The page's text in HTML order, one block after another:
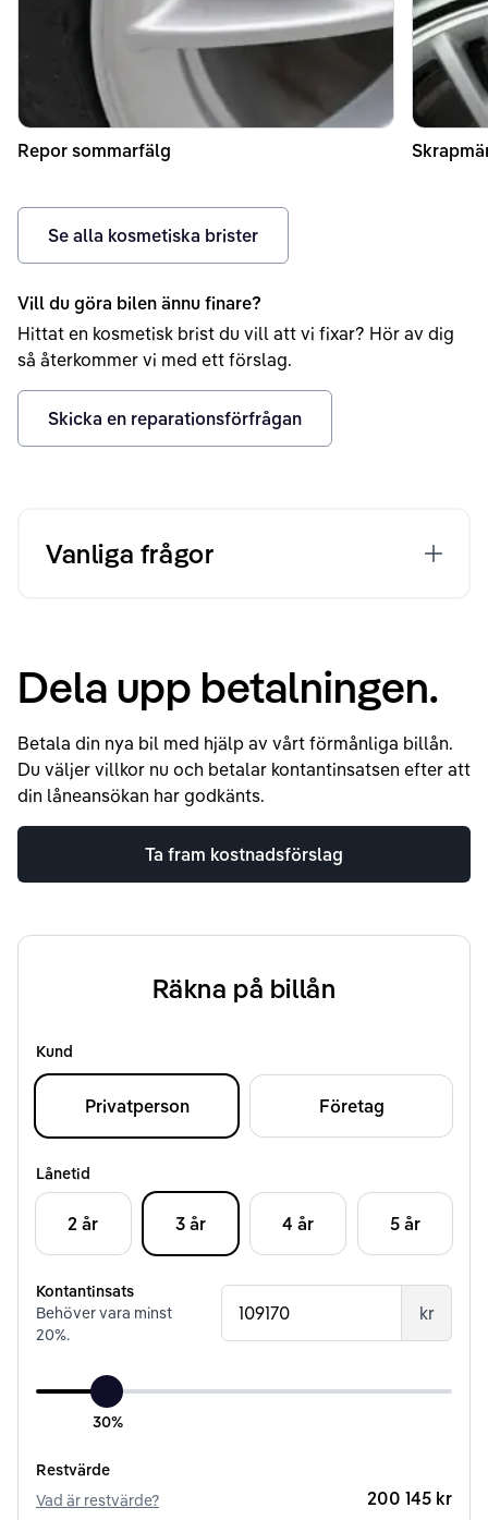
Repor sommarfälg
Se alla kosmetiska brister
Vill du göra bilen ännu finare?
Hittat en kosmetisk brist du vill att vi fixar? Hör av dig
så återkommer vi med ett förslag.
Skicka en reparationsförfrågan
Vanliga frågor
Dela upp betalningen.
Betala din nya bil med hjälp av vårt förmånliga billån.
Du väljer villkor nu och betalar kontantinsatsen efter att
din låneansökan har godkänts.
Ta fram kostnadsförslag
Räkna på billån
Kund
Privatperson Företag
Lånetid
2 år 3 år 4 år 5 år
Kontantinsats
Behöver vara minst
20%.
kr
30%
Restvärde
Vad är restvärde?
200 145 kr